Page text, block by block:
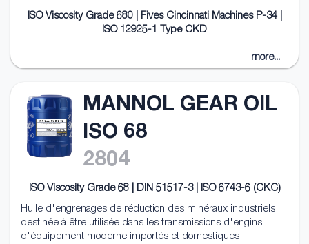
ISO Viscosity Grade 680 | Fives Cincinnati Machines P-34 |
ISO 12925-1 Type CKD
more...
MANNOL GEAR OIL
ISO 68
2804
ISO Viscosity Grade 68 | DIN 51517-3 | ISO 6743-6 (CKC)
Huile d'engrenages de réduction des minéraux industriels
destinée à être utilisée dans les transmissions d'engins
d'équipement moderne importés et domestiques